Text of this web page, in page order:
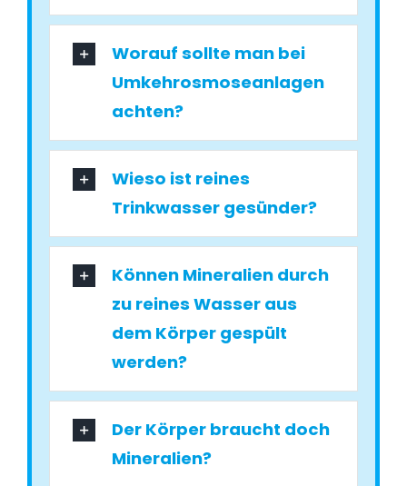
Worauf sollte man bei
Umkehrosmoseanlagen
achten?
Wieso ist reines
Trinkwasser gesünder?
Können Mineralien durch
zu reines Wasser aus
dem Körper gespült
werden?
Der Körper braucht doch
Mineralien?